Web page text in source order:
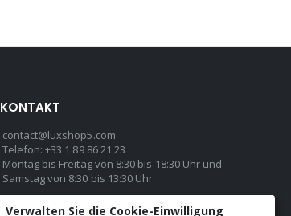
KONTAKT
contact@luxshop5.com
Telefon: +33 1 89 86 21 23
Montag bis Freitag von 8:30 bis 18:30 Uhr und
Samstag von 8:30 bis 13:30 Uhr
Verwalten Sie die Cookie-Einwilligung